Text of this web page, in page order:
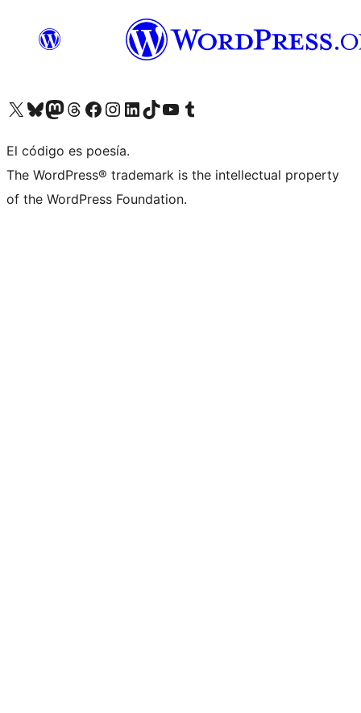
Visita nuestra cuenta de X (anteriormente Twitter)
Visita nuestra cuenta de Bluesky
Visita nuestra cuenta de Mastodon
Visita nuestra cuenta de Threads
Visita nuestra página de Facebook
Visita nuestra cuenta de Instagram
Visita nuestra cuenta de LinkedIn
Visita nuestra cuenta de TikTok
Visita nuestro canal de YouTube
Visita nuestra cuenta de Tumblr
El código es poesía.
The WordPress® trademark is the intellectual property
of the WordPress Foundation.